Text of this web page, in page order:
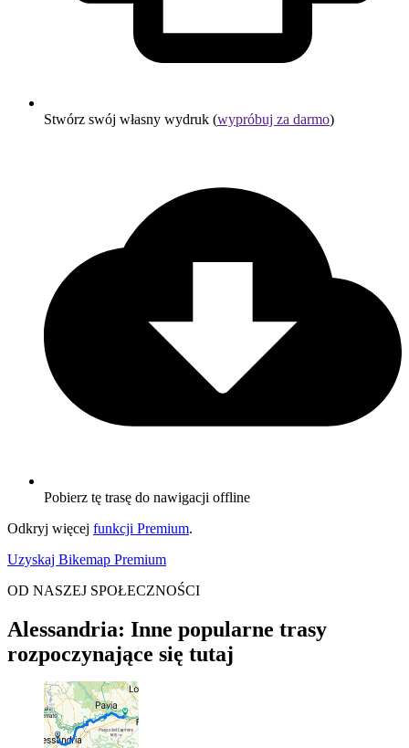
Stwórz swój własny wydruk (wypróbuj za darmo)
Pobierz tę trasę do nawigacji offline
Odkryj więcej funkcji Premium.
Uzyskaj Bikemap Premium
OD NASZEJ SPOŁECZNOŚCI
Alessandria: Inne popularne trasy
rozpoczynające się tutaj